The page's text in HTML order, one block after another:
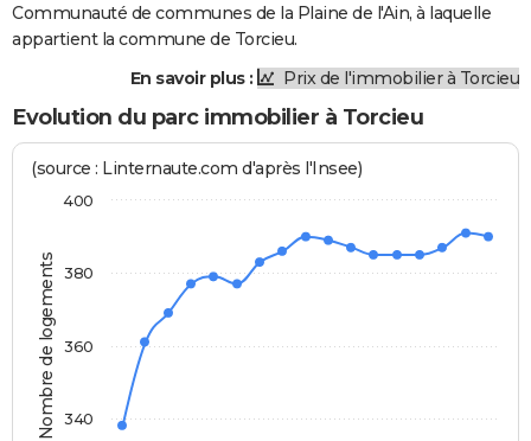
Communauté de communes de la Plaine de l'Ain, à laquelle
appartient la commune de Torcieu.
En savoir plus :
Prix de l'immobilier à Torcieu
Evolution du parc immobilier à Torcieu
Nombre de logements
(source : Linternaute.com d'après l'Insee)
340
360
380
400